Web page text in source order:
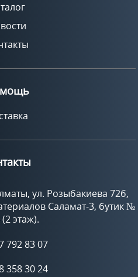
ул. Розыбакиева 72б,
Саламат-3, бутик №
этаж).
792 83 07
358 30 24